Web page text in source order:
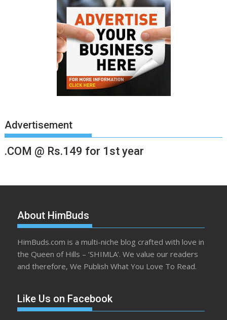
Advertisement
.COM @ Rs.149 for 1st year
About HimBuds
HimBuds.com is a multi-niche blog crafted with love in
the Queen of Hills – ‘SHIMLA’. We value our readers
and therefore, We Publish What You Love To Read.
Like Us on Facebook